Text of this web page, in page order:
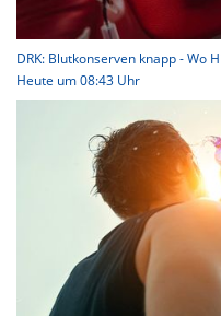
DRK: Blutkonserven knapp - Wo
Heute um 08:43 Uhr